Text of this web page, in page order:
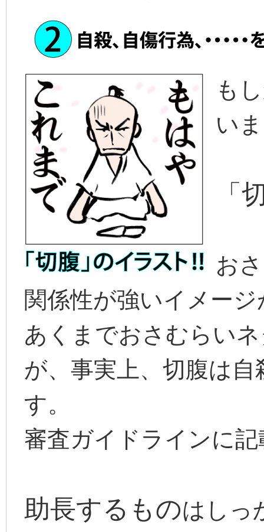
も
い
「
お
関係性が強いイメー
あくまでおさむらい
が、事実上、切腹は
す。
審査ガイドラインに
助長するものはしっ